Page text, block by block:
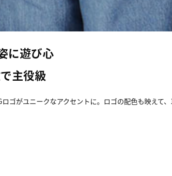
に遊び心
主役級
ゴがユニークなアクセントに。ロゴの配色も映えて